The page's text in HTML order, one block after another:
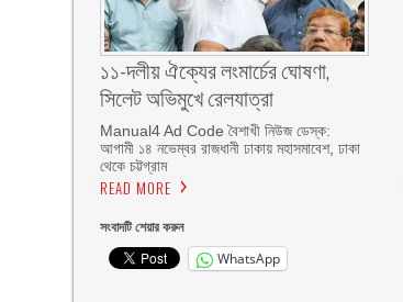
১১-দলীয় ঐক্যের লংমার্চের ঘোষণা,
সিলেট অভিমুখে রেলযাত্রা
Manual4 Ad Code বৈশাখী নিউজ ডেস্ক:
আগামী ১৪ নভেম্বর রাজধানী ঢাকায় মহাসমাবেশ, ঢাকা
থেকে চট্টগ্রাম
READ MORE
সংবাদটি শেয়ার করুন
WhatsApp